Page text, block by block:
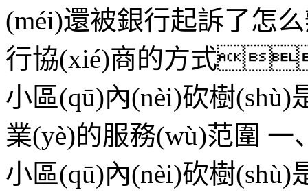
(méi)還被銀行起訴了怎
行協(xié)商的方式
小區(qū)內(nèi)砍樹
業(yè)的服務(wù)范圍 一
小區(qū)內(nèi)砍樹